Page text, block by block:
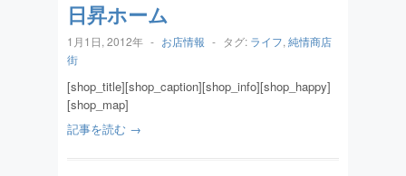
日昇ホーム
1月1日, 2012年 - お店情報 - タグ: ライフ, 純情商店
街
[shop_title][shop_caption][shop_info][shop_happy]
[shop_map]
記事を読む →